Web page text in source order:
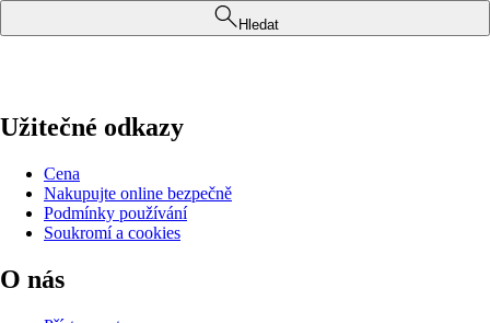
Hledat
Užitečné odkazy
Cena
Nakupujte online bezpečně
Podmínky používání
Soukromí a cookies
O nás